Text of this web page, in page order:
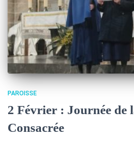
PAROISSE
2 Février : Journée de
Consacrée